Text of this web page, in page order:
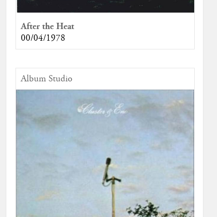
After the Heat
00/04/1978
Album Studio